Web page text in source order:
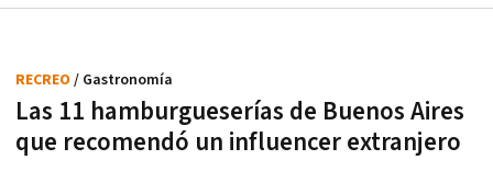
Las 11 hamburgueserías de Buenos Aires
que recomendó un influencer extranjero
RECREO / Gastronomía